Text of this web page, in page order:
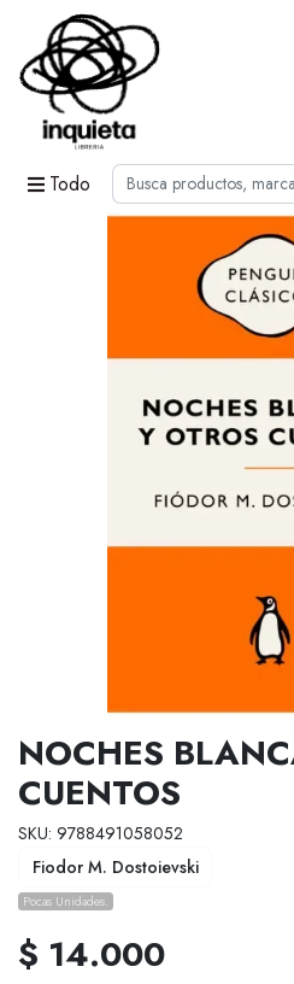
Todo
NOCHES
CUENTOS
SKU: 9788491058052
Fiodor M. Dostoievski
Pocas Unidades.
$ 14.000